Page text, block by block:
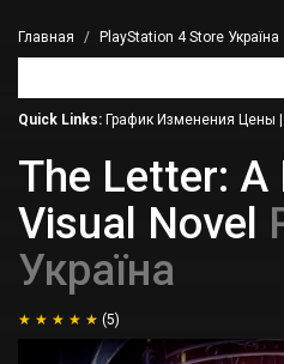
Главная PlayStation 4 Store Україна
Quick Links: График Изменения Цены
The Letter: A
Visual Novel
Україна
(5)